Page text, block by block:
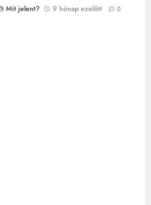
Mit jelent?
9 hónap ezelőtt 0